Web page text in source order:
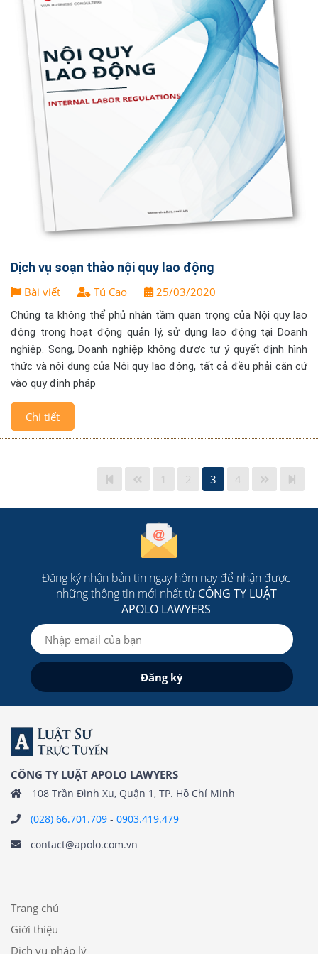
Dịch vụ soạn thảo nội quy lao động
Bài viết Tú Cao 25/03/2020
Chúng ta không thể phủ nhận tầm quan trọng của Nội quy lao
động trong hoạt động quản lý, sử dụng lao động tại Doanh
nghiệp. Song, Doanh nghiệp không được tự ý quyết định hình
thức và nội dung của Nội quy lao động, tất cả đều phải căn cứ
vào quy định pháp
Chi tiết
1 2 3 4
Đăng ký nhận bản tin ngay hôm nay để nhận được
những thông tin mới nhất từCÔNG TY LUẬT
APOLO LAWYERS
CÔNG TY LUẬT APOLO LAWYERS
108 Trần Đình Xu, Quận 1, TP. Hồ Chí Minh
(028) 66.701.709 - 0903.419.479
contact@apolo.com.vn
Trang chủ
Giới thiệu
Dịch vụ pháp lý